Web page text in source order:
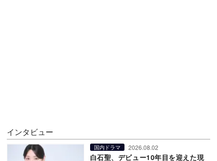
インタビュー
国内ドラマ 2026.08.02
白石聖、デビュー10年目を迎えた現